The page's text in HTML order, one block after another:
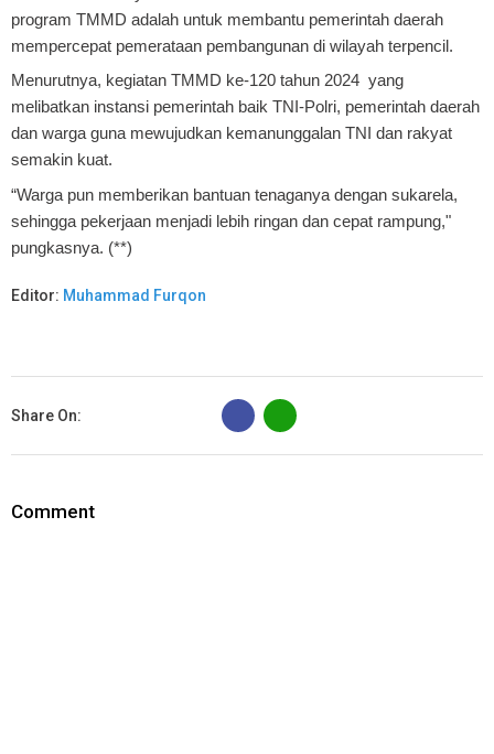
program TMMD adalah untuk membantu pemerintah daerah
mempercepat pemerataan pembangunan di wilayah terpencil.
Menurutnya, kegiatan TMMD ke-120 tahun 2024 yang
melibatkan instansi pemerintah baik TNI-Polri, pemerintah daerah
dan warga guna mewujudkan kemanunggalan TNI dan rakyat
semakin kuat.
“Warga pun memberikan bantuan tenaganya dengan sukarela,
sehingga pekerjaan menjadi lebih ringan dan cepat rampung,"
pungkasnya. (**)
Editor: Muhammad Furqon
Share On:
B
Comment